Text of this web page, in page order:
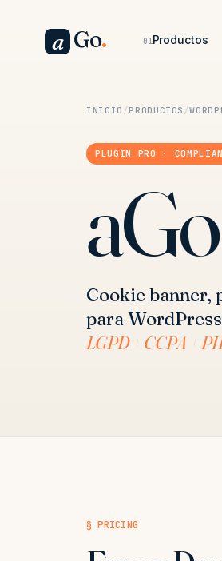
a Go. 01 Productos
INICIO / PRODUCTOS /
PLUGIN PRO ·
Cookie banner,
para
LGPD + CCPA +
§ PRICING